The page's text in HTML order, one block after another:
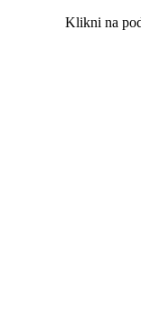
Klikni na